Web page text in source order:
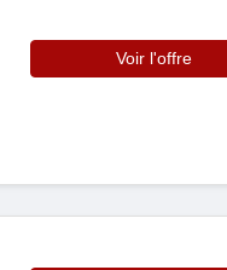
Voir l'offre